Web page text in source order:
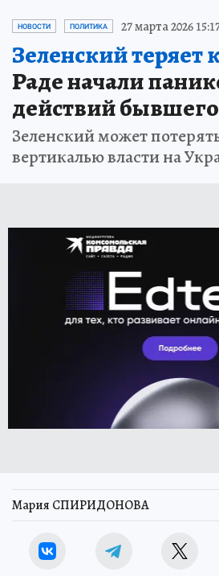
НОВОСТИ ПОЛИТИКА 27 марта 2026
Зеленский теряет
Раде начали
действий
Зеленский может
вертикалью власти на
Мария СПИРИДОНОВА